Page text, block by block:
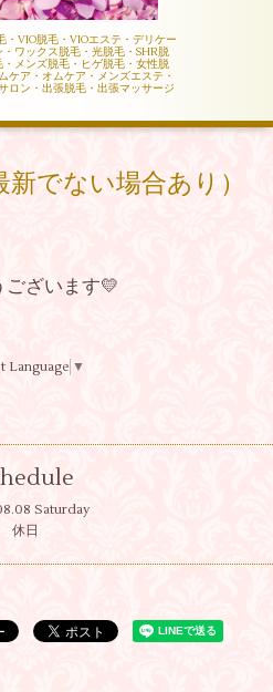
・VIO脱毛・VIOエステ・デリケー
・ワックス脱毛・光脱毛・SHR脱
メンズ脱毛・ヒゲ脱毛・女性脱
ケア・オムケア・メンズエステ・
ロン・出張脱毛・出張マッサージ
でない場合あり）
ざいます💛
Language ▼
Saturday
休日